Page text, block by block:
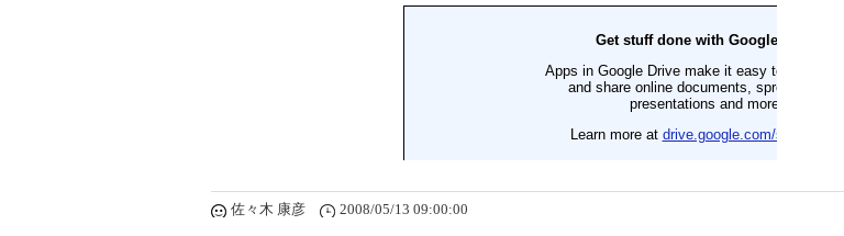
佐々木 康彦 2008/05/13 09:00:00